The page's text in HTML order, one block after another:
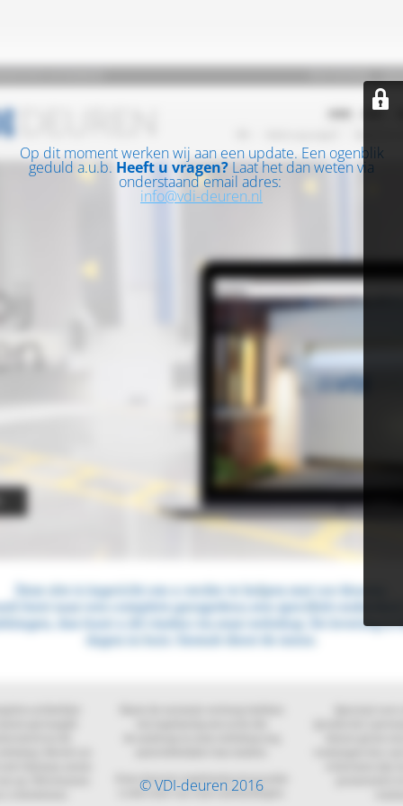
Op dit moment werken wij aan een update. Een ogenblik
geduld a.u.b. Heeft u vragen? Laat het dan weten via
onderstaand email adres:
info@vdi-deuren.nl
© VDI-deuren 2016